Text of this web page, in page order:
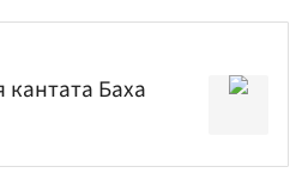
Баха